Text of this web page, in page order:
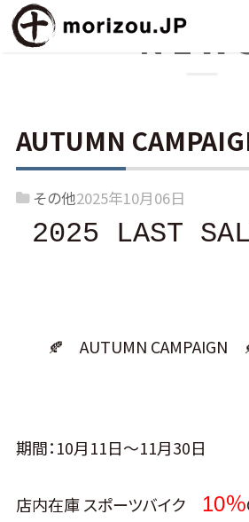
AUTUMN
その他2025年10月06日
2025 LAST
🍂 AUTUMN CAMPAIGN
期間：10月11日～11月30日
店内在庫 スポーツバイク 10％